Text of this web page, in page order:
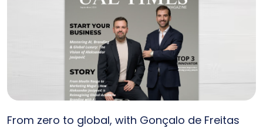
From zero to global, with Gonçalo de Freitas